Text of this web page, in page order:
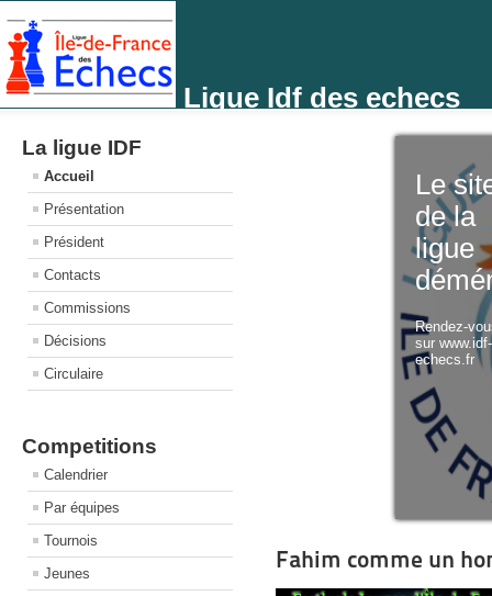
Ligue Idf des echecs
La ligue IDF
Accueil
Présentation
Président
Contacts
Commissions
Décisions
Circulaire
Competitions
Calendrier
Par équipes
Tournois
Jeunes
Le
de la
ligue
Rendez-
sur
echecs.fr
Fahim comme un